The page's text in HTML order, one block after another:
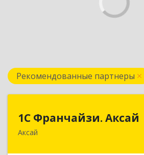
Рекомендованные партнеры
1С Франчайзи. Аксай
Аксай
1С